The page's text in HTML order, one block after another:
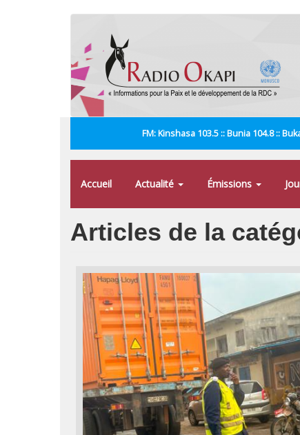
FM: Kinshasa 103.5 :: Bunia 104.8 ::
Accueil Actualité Émissions
Articles de la